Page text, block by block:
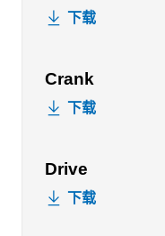
下载
Crank
下载
Drive
下载